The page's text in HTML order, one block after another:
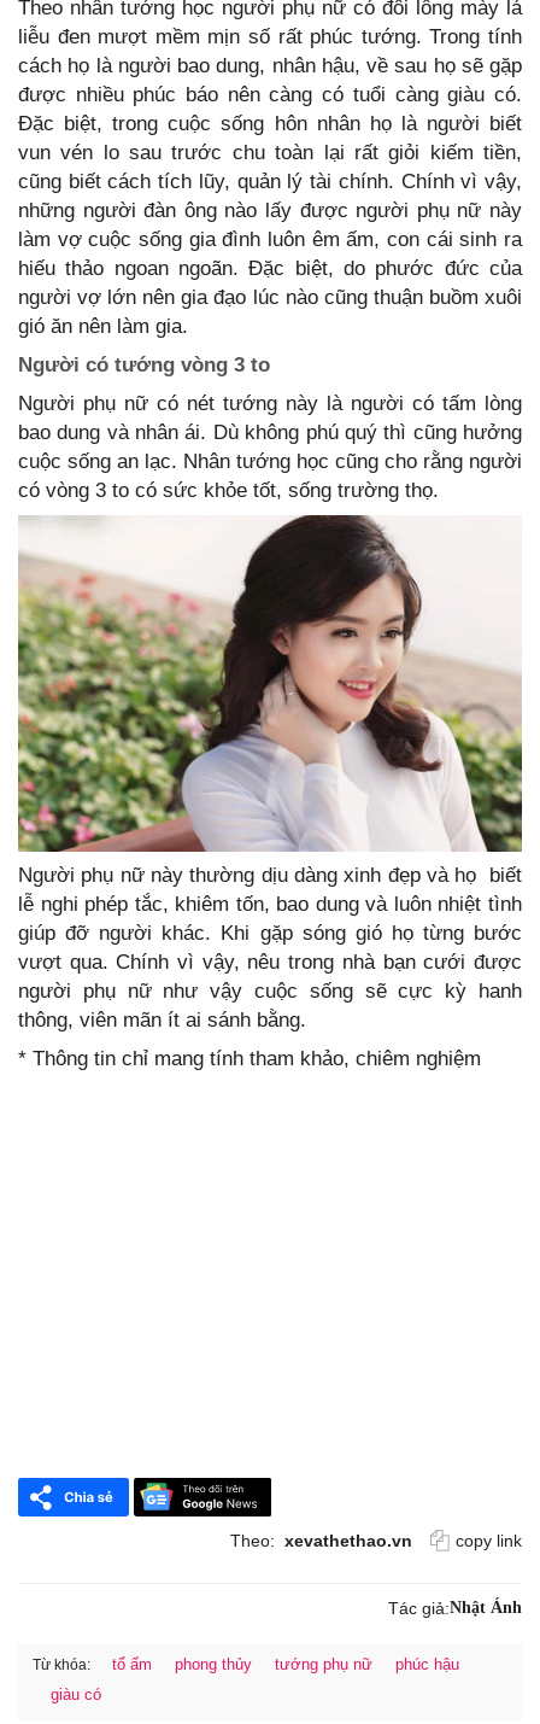
Theo nhân tướng học người phụ nữ có đôi lông mày lá
liễu đen mượt mềm mịn số rất phúc tướng. Trong tính
cách họ là người bao dung, nhân hậu, về sau họ sẽ gặp
được nhiều phúc báo nên càng có tuổi càng giàu có.
Đặc biệt, trong cuộc sống hôn nhân họ là người biết
vun vén lo sau trước chu toàn lại rất giỏi kiếm tiền,
cũng biết cách tích lũy, quản lý tài chính. Chính vì vậy,
những người đàn ông nào lấy được người phụ nữ này
làm vợ cuộc sống gia đình luôn êm ấm, con cái sinh ra
hiếu thảo ngoan ngoãn. Đặc biệt, do phước đức của
người vợ lớn nên gia đạo lúc nào cũng thuận buồm xuôi
gió ăn nên làm gia.
Người có tướng vòng 3 to
Người phụ nữ có nét tướng này là người có tấm lòng
bao dung và nhân ái. Dù không phú quý thì cũng hưởng
cuộc sống an lạc. Nhân tướng học cũng cho rằng người
có vòng 3 to có sức khỏe tốt, sống trường thọ.
Người phụ nữ này thường dịu dàng xinh đẹp và họ biết
lễ nghi phép tắc, khiêm tốn, bao dung và luôn nhiệt tình
giúp đỡ người khác. Khi gặp sóng gió họ từng bước
vượt qua. Chính vì vậy, nêu trong nhà bạn cưới được
người phụ nữ như vậy cuộc sống sẽ cực kỳ hanh
thông, viên mãn ít ai sánh bằng.
* Thông tin chỉ mang tính tham khảo, chiêm nghiệm
Theo: xevathethao.vn copy link
Tác giả:Nhật Ánh
Từ khóa: tổ ấm phong thủy tướng phụ nữ
phúc hậu
giàu có